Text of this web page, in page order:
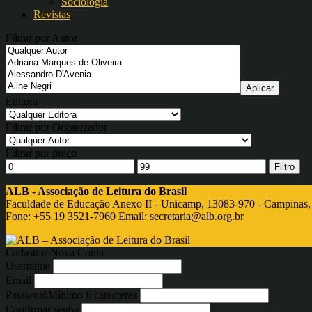
Revistas
Filtrar por Autor
Editora
Filtrar por Organizador
Filtrar por preço
Filtro
ALB - Associação de Leitura do Brasil
Faculdade de Educação Anexo II - Unicamp, 13083-970 - Campinas,
Fone: +55 19 3521-7960 Email: secretaria@alb.org.br
Cadastrar Nova Conta
Username
Email
PasswordMínimo 6 caracteres
Confirmar senha